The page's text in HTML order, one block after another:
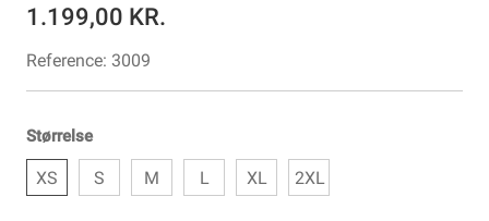
1.199,00 KR.
Reference: 3009
Størrelse
XS S M L XL 2XL